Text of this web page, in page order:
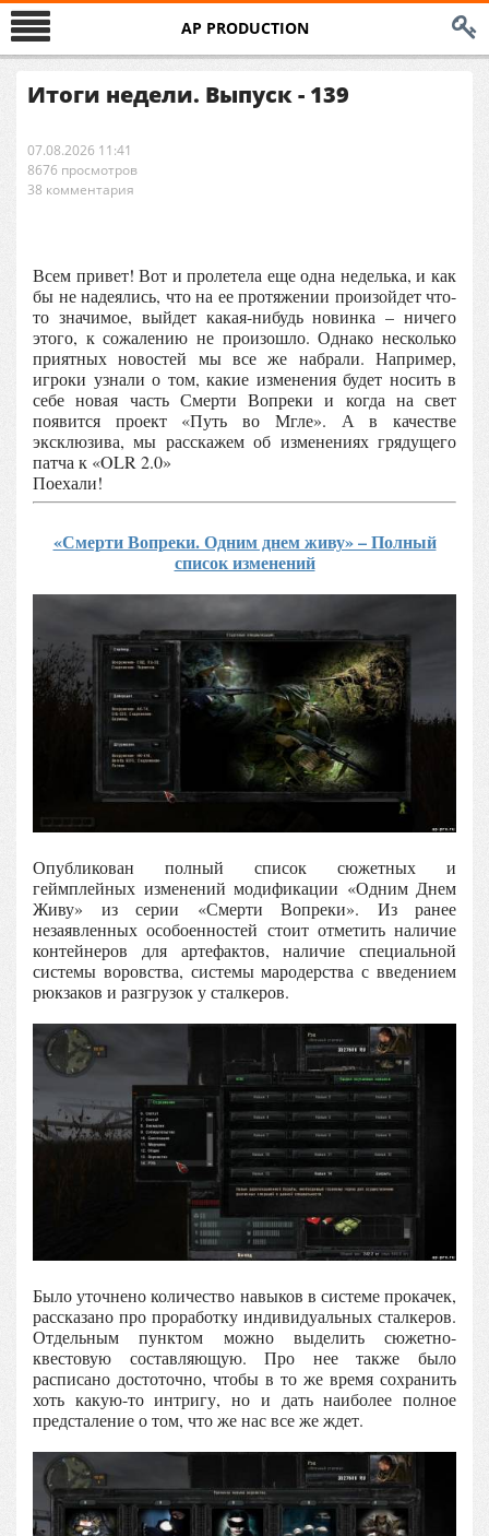
AP PRODUCTION
Итоги недели. Выпуск - 139
07.08.2026 11:41
8676 просмотров
38 комментария
Всем привет! Вот и пролетела еще одна неделька, и как
бы не надеялись, что на ее протяжении произойдет что-
то значимое, выйдет какая-нибудь новинка – ничего
этого, к сожалению не произошло. Однако несколько
приятных новостей мы все же набрали. Например,
игроки узнали о том, какие изменения будет носить в
себе новая часть Смерти Вопреки и когда на свет
появится проект «Путь во Мгле». А в качестве
эксклюзива, мы расскажем об изменениях грядущего
патча к «OLR 2.0»
Поехали!
«Смерти Вопреки. Одним днем живу» – Полный
список изменений
Опубликован полный список сюжетных и
геймплейных изменений модификации «Одним Днем
Живу» из серии «Смерти Вопреки». Из ранее
незаявленных особоенностей стоит отметить наличие
контейнеров для артефактов, наличие специальной
системы воровства, системы мародерства с введением
рюкзаков и разгрузок у сталкеров.
Было уточнено количество навыков в системе прокачек,
рассказано про проработку индивидуальных сталкеров.
Отдельным пунктом можно выделить сюжетно-
квестовую составляющую. Про нее также было
расписано достоточно, чтобы в то же время сохранить
хоть какую-то интригу, но и дать наиболее полное
предсталение о том, что же нас все же ждет.